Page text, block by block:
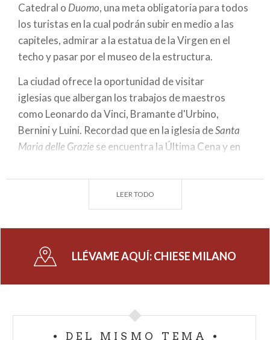
Catedral o Duomo, una meta obligatoria para todos
los turistas en la cual podrán subir en medio a las
capiteles, admirar a la estatua de la Virgen en el
techo y pasar por el museo de la estructura.
La ciudad ofrece la oportunidad de visitar
iglesias que albergan los trabajos de maestros
como Leonardo da Vinci, Bramante d'Urbino,
Bernini y Luini. Recordad que en la iglesia deSanta
Maria delle Graziese encuentra la Última Cena y en
de la escuela leonardesca y de la Pasión de Cristo en
la cúpula bramantea. Los amantes de la pintura
seguramente quedarán satisfechos.
Milán. En Plaza San Babila encontraréis el homónimo
templo y la Basílica de
Sant'Ambrogio, especialmente amada por la
LEER TODO
LLÉVAME AQUÍ:CHIESE MILANO
DEL MISMO TEMA